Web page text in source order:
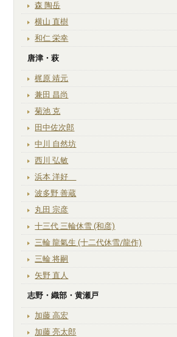
森 陶岳
横山 直樹
和仁 栄幸
唐津・萩
梶原 靖元
兼田 昌尚
菊池 克
田中佐次郎
中川 自然坊
西川 弘敏
浜本 洋好
波多野 善蔵
丸田 宗彦
十三代 三輪休雪 (和彦)
三輪 龍氣生 (十二代休雪/龍作)
三輪 将嗣
矢野 直人
志野・織部・黄瀬戸
加藤 高宏
加藤 亮太郎